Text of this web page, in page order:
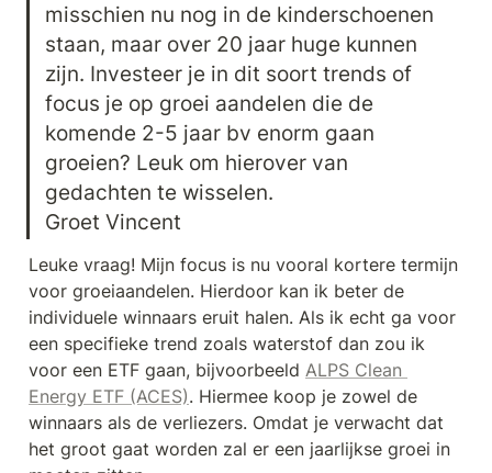
misschien nu nog in de kinderschoenen
staan, maar over 20 jaar huge kunnen
zijn. Investeer je in dit soort trends of
focus je op groei aandelen die de
komende 2-5 jaar bv enorm gaan
groeien? Leuk om hierover van
gedachten te wisselen.
Groet Vincent
Leuke vraag! Mijn focus is nu vooral kortere termijn
voor groeiaandelen. Hierdoor kan ik beter de
individuele winnaars eruit halen. Als ik echt ga voor
een specifieke trend zoals waterstof dan zou ik
voor een ETF gaan, bijvoorbeeld ALPS Clean
Energy ETF (ACES). Hiermee koop je zowel de
winnaars als de verliezers. Omdat je verwacht dat
het groot gaat worden zal er een jaarlijkse groei in